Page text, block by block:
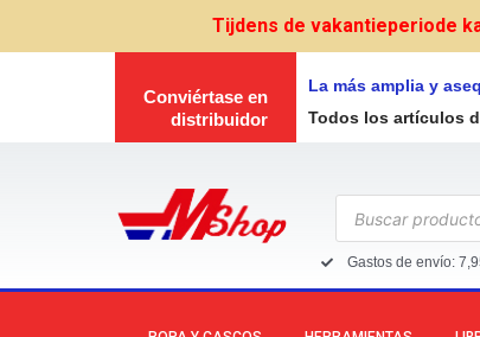
Tijdens de vakantieperiode
Conviértase en
distribuidor
La más amplia y
Todos los artículos
Búsqueda
de
productos
Gastos de envío: